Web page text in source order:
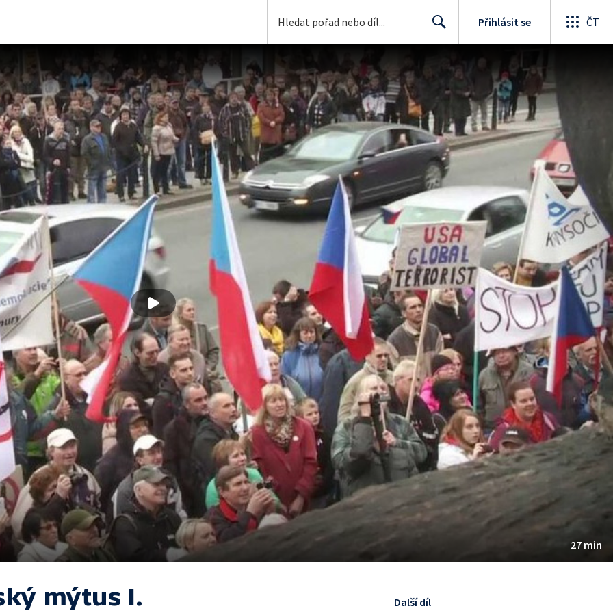
Přihlásit se ČT
27 min
mýtus I. Další díl